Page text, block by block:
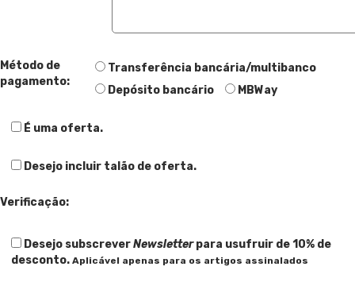
Método de
pagamento:
Transferência bancária/multibanco
Depósito bancário
MBWay
É uma oferta.
Desejo incluir talão de oferta.
Verificação:
Desejo subscreverNewsletterpara usufruir de 10% de
desconto. Aplicável apenas para os artigos assinalados